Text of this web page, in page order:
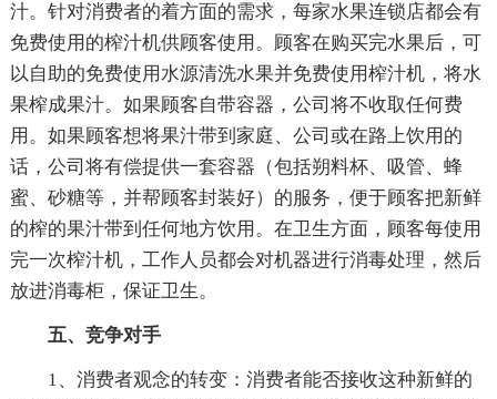
汁。针对消费者的着方面的需求，每家水果连锁店都会有
免费使用的榨汁机供顾客使用。顾客在购买完水果后，可
以自助的免费使用水源清洗水果并免费使用榨汁机，将水
果榨成果汁。如果顾客自带容器，公司将不收取任何费
用。如果顾客想将果汁带到家庭、公司或在路上饮用的
话，公司将有偿提供一套容器（包括朔料杯、吸管、蜂
蜜、砂糖等，并帮顾客封装好）的服务，便于顾客把新鲜
的榨的果汁带到任何地方饮用。在卫生方面，顾客每使用
完一次榨汁机，工作人员都会对机器进行消毒处理，然后
放进消毒柜，保证卫生。
五、竞争对手
1、消费者观念的转变：消费者能否接收这种新鲜的